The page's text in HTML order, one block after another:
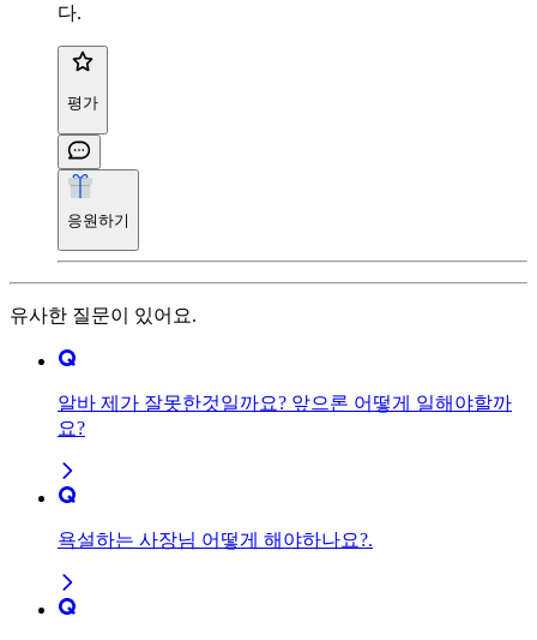
다.
평가
응원하기
유사한 질문이 있어요.
알바 제가 잘못한것일까요? 앞으론 어떻게 일해야할까
요?
욕설하는 사장님 어떻게 해야하나요?.